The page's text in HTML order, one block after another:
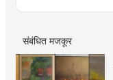
संबंधित मजकूर